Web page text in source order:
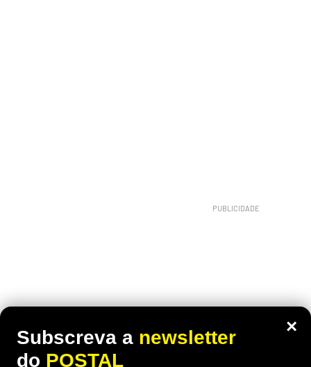
×
Subscreva a newsletter
do POSTAL